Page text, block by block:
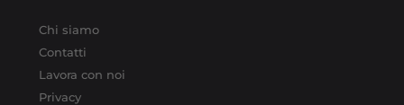
Chi siamo
Contatti
Lavora con noi
Privacy